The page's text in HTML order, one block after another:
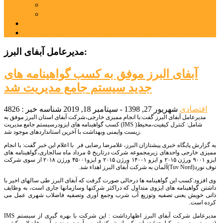
مدیرعامل آبفای البرز:
آبفای البرز موفق به کسب گواهینامه های
جدید سیستم جامع مدیریت شد
اقتصادی شهریور 27, 1398 - سپتامبر 18, 2019 شناسه خبر : 4826
مدیرعامل آبفای البرز گفت:با انجام ممیزی خارجی،شرکت آبفای استان البرز موفق به
کسب گواهینامه های ایزودرسیستم جامع مدیریت (IMS )شامل: کنترل کیفیت،محیط
زیست وایمنی وبهداشت با آخرین استانداردهای موجود شد.
به گزارش پایگاه خبری پیشتازان البرز، غلامرضا رضایی فر با اعلام این خبر گفت: با انجام
ممیزی خارجی واحدهای زیرمجموعه شرکت درتاریخ ۵ مرداد ماه سالجاری،گواهینامه های
ایزو ۹۰۰۱ ورژن ۲۰۱۵ و ایزو ۱۴۰۰۱ ورژن ۲۰۱۵ و ایزو۴۵۰۰۱ ورژن ۲۰۱۸ از سوی شرکت
توف نورد(Tuv Nord)آلمان به شرکت آبفای البرز اهداء شد.
وی افزود:کسب این گواهینامه ها درحالی صورت گرفت که آبفای البرز طی سالهای اخیر با
داشتن گواهینامه های ایزوی متداول که دراکثر شرکتها وسازمانها جاری است، به وظایف
ذاتی خویش یعنی تصفیه وتوزیع آب شرب وجمع آوری وتصفیه فاضلاب شهری عمل می
کرده است.
مدیرعامل شرکت آبفای البرز اظهارداشت : این شرکت با بهره گیری از سیستم IMS